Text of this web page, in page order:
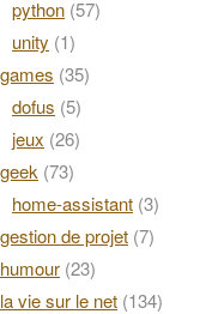
python (57)
unity (1)
games (35)
dofus (5)
jeux (26)
geek (73)
home-assistant (3)
gestion de projet (7)
humour (23)
la vie sur le net (134)